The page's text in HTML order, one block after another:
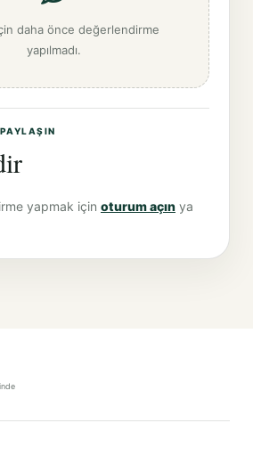
daha önce değerlendirme
yapılmadı.
yapmak için oturum açın ya